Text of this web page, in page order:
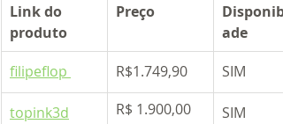
Link do
produto
​Preço
ade
filipeflop
R$1.749,90 ​SIM
topink3d R$ 1.900,00 SIM